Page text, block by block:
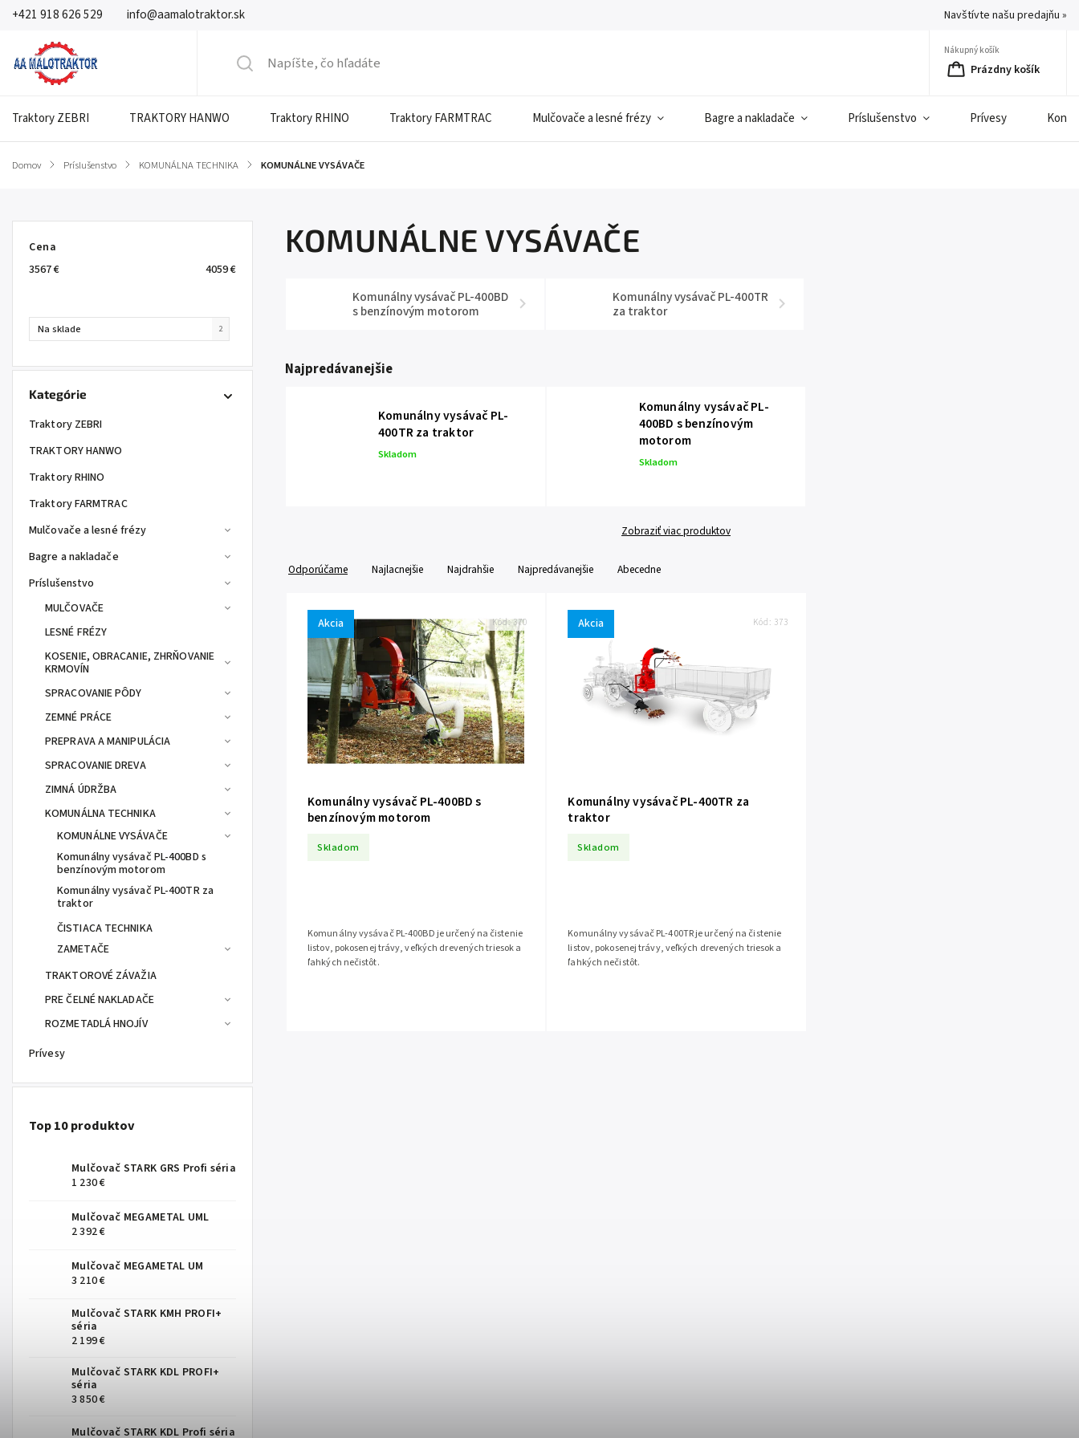
+421 918 626 529 info@aamalotraktor.sk Navštívte našu predajňu »
Nákupný košík
Prázdny košík
Traktory ZEBRI TRAKTORY HANWO Traktory RHINO Traktory FARMTRAC Mulčovače a lesné frézy Bagre a nakladače Príslušenstvo Prívesy
Domov / Príslušenstvo / KOMUNÁLNA TECHNIKA / KOMUNÁLNE VYSÁVAČE
Cena
3567€ 4059€
Na sklade 2
Kategórie
Traktory ZEBRI
TRAKTORY HANWO
Traktory RHINO
Traktory FARMTRAC
Mulčovače a lesné frézy
Bagre a nakladače
Príslušenstvo
MULČOVAČE
LESNÉ FRÉZY
KOSENIE, OBRACANIE, ZHRŇOVANIE
KRMOVÍN
SPRACOVANIE PÔDY
ZEMNÉ PRÁCE
PREPRAVA A MANIPULÁCIA
SPRACOVANIE DREVA
ZIMNÁ ÚDRŽBA
KOMUNÁLNA TECHNIKA
KOMUNÁLNE VYSÁVAČE
Komunálny vysávač PL-400BD s
benzínovým motorom
Komunálny vysávač PL-400TR za
traktor
ČISTIACA TECHNIKA
ZAMETAČE
TRAKTOROVÉ ZÁVAŽIA
PRE ČELNÉ NAKLADAČE
ROZMETADLÁ HNOJÍV
Prívesy
Top 10 produktov
Mulčovač STARK GRS Profi séria
1 230 €
Mulčovač MEGAMETAL UML
2 392 €
Mulčovač MEGAMETAL UM
3 210 €
Mulčovač STARK KMH PROFI+
séria
2 199 €
Mulčovač STARK KDL PROFI+
séria
3 850 €
Mulčovač STARK KDL Profi séria
KOMUNÁLNE VYSÁVAČE
Komunálny vysávač PL-400BD
s benzínovým motorom
Komunálny vysávač PL-400TR
za traktor
Najpredávanejšie
Komunálny vysávač PL-
400TR za traktor
Skladom
Komunálny vysávač PL-
400BD s benzínovým
motorom
Skladom
Zobraziť viac produktov
Odporúčame Najlacnejšie Najdrahšie Najpredávanejšie Abecedne
Akcia
Komunálny vysávač PL-400BD s
benzínovým motorom
Skladom
Komunálny vysávač PL-400BD je určený na čistenie
listov, pokosenej trávy, veľkých drevených triesok a
ľahkých nečistôt.
Kód:370 Akcia
Komunálny vysávač PL-400TR za
traktor
Skladom
Komunálny vysávač PL-400TR je určený na čistenie
listov, pokosenej trávy, veľkých drevených triesok a
ľahkých nečistôt.
Kód: 373